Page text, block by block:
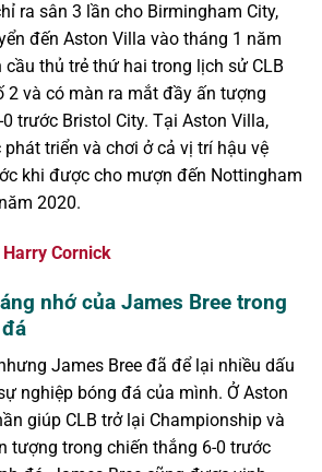
ra sân 3 lần cho Birmingham City,
đến Aston Villa vào tháng 1 năm
thủ trẻ thứ hai trong lịch sử CLB
2 và có màn ra mắt đầy ấn tượng
trước Bristol City. Tại Aston Villa,
triển và chơi ở cả vị trí hậu vệ
khi được cho mượn đến Nottingham
2020.
Cornick
nhớ của James Bree trong
James Bree đã để lại nhiều dấu
nghiệp bóng đá của mình. Ở Aston
giúp CLB trở lại Championship và
tượng trong chiến thắng 6-0 trước